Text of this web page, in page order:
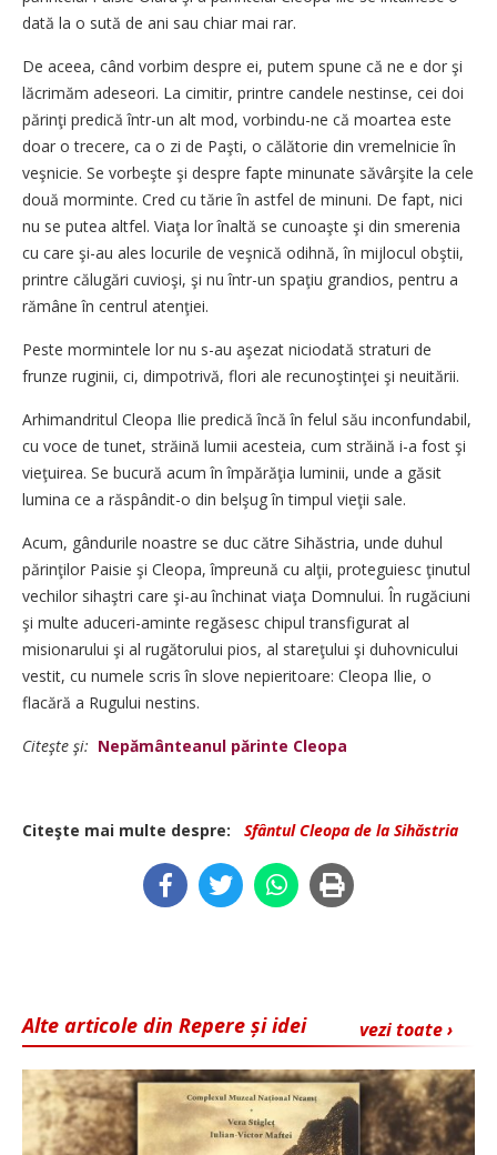
dată la o sută de ani sau chiar mai rar.
De aceea, când vorbim despre ei, putem spune că ne e dor şi
lăcrimăm adeseori. La cimitir, printre candele nestinse, cei doi
părinţi predică într-un alt mod, vorbindu-ne că moartea este
doar o trecere, ca o zi de Paşti, o călătorie din vremelnicie în
veşnicie. Se vorbeşte şi despre fapte minunate săvârşite la cele
două morminte. Cred cu tărie în astfel de minuni. De fapt, nici
nu se putea altfel. Viaţa lor înaltă se cunoaşte şi din smerenia
cu care şi-au ales locurile de veşnică odihnă, în mijlocul obştii,
printre călugări cuvioşi, şi nu într-un spaţiu grandios, pentru a
rămâne în centrul atenţiei.
Peste mormintele lor nu s-au aşezat niciodată straturi de
frunze ruginii, ci, dimpotrivă, flori ale recunoştinţei şi neuitării.
Arhimandritul Cleopa Ilie predică încă în felul său inconfundabil,
cu voce de tunet, străină lumii acesteia, cum străină i-a fost şi
vieţuirea. Se bucură acum în împărăţia luminii, unde a găsit
lumina ce a răspândit-o din belşug în timpul vieţii sale.
Acum, gândurile noastre se duc către Sihăstria, unde duhul
părinţilor Paisie şi Cleopa, împreună cu alţii, proteguiesc ţinutul
vechilor sihaştri care şi-au închinat viaţa Domnului. În rugăciuni
şi multe aduceri-aminte regăsesc chipul transfigurat al
misionarului şi al rugătorului pios, al stareţului şi duhovnicului
vestit, cu numele scris în slove nepieritoare: Cleopa Ilie, o
flacără a Rugului nestins.
Citeşte şi: Nepământeanul părinte Cleopa
Citeşte mai multe despre: Sfântul Cleopa de la Sihăstria
vezi toate ›
Alte articole din Repere și idei